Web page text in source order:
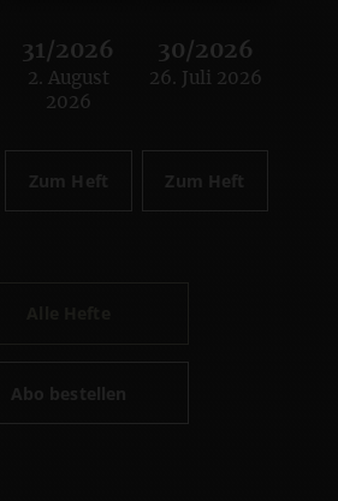
31/2026
:
2. August
2026
Zum Heft
30/2026
:
26. Juli 2026
Zum Heft
Abo bestellen